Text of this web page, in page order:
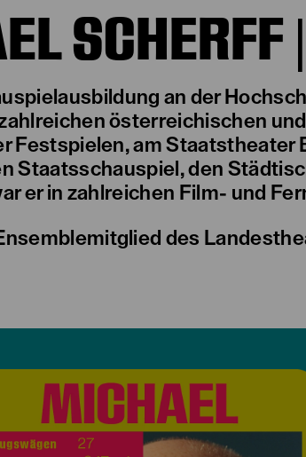
SCHERFF
an der
österreichischen
Festspielen, am
Staatsschauspiel, den
er in zahlreichen Film- und
des